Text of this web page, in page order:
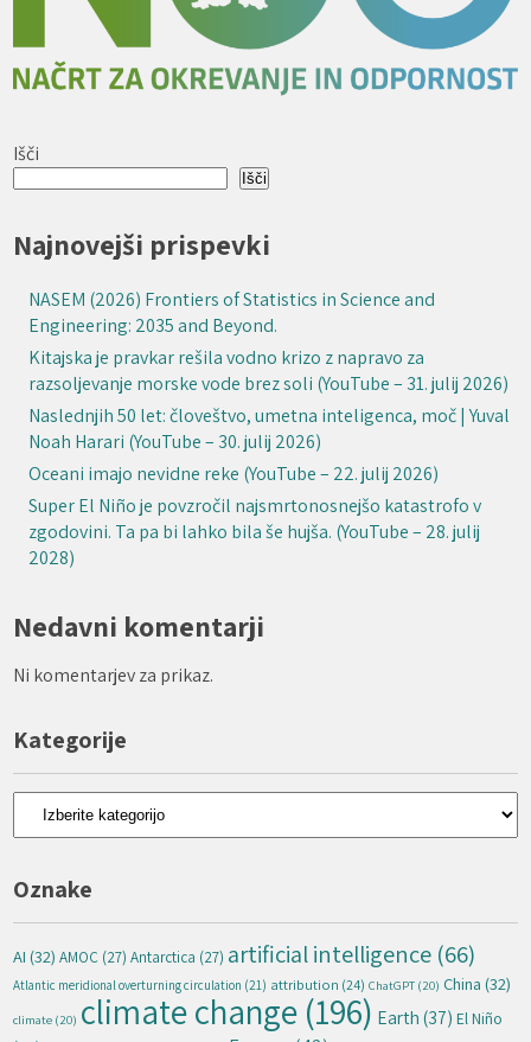
Išči
Išči
Najnovejši prispevki
NASEM (2026) Frontiers of Statistics in Science and
Engineering: 2035 and Beyond.
Kitajska je pravkar rešila vodno krizo z napravo za
razsoljevanje morske vode brez soli (YouTube – 31. julij 2026)
Naslednjih 50 let: človeštvo, umetna inteligenca, moč | Yuval
Noah Harari (YouTube – 30. julij 2026)
Oceani imajo nevidne reke (YouTube – 22. julij 2026)
Super El Niño je povzročil najsmrtonosnejšo katastrofo v
zgodovini. Ta pa bi lahko bila še hujša. (YouTube – 28. julij
2028)
Nedavni komentarji
Ni komentarjev za prikaz.
Kategorije
Kategorije
Oznake
AI (32) AMOC (27) Antarctica (27) artificial intelligence (66)
Atlantic meridional overturning circulation (21) attribution (24) ChatGPT (20) China (32)
climate (20) climate change (196) Earth (37) El Niño